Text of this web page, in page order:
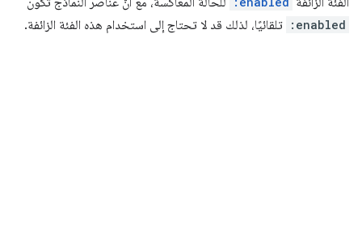
:enabled تلقائيًا، لذلك قد لا تحتاج إلى استخدام هذه الفئة الزائفة.